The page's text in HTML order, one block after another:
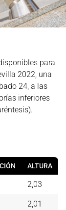
para
2022, una
24, a las
inferiores
ALTURA
2,03
2,01